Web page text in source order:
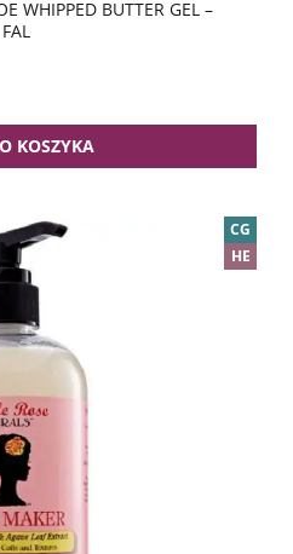
WHIPPED BUTTER GEL –
KOSZYKA
CG
HE